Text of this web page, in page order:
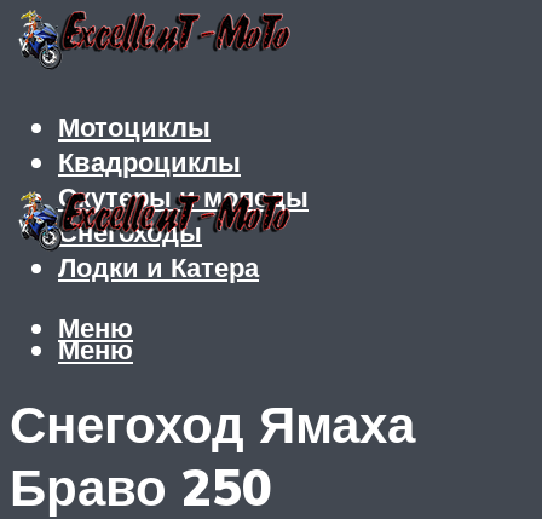
Мотоциклы
Квадроциклы
Скутеры и мопеды
Снегоходы
Лодки и Катера
Меню
Меню
Снегоход Ямаха
Браво 250